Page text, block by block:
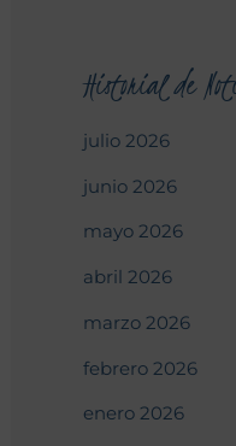
Historial de
julio 2026
junio 2026
mayo 2026
abril 2026
marzo 2026
febrero 2026
enero 2026